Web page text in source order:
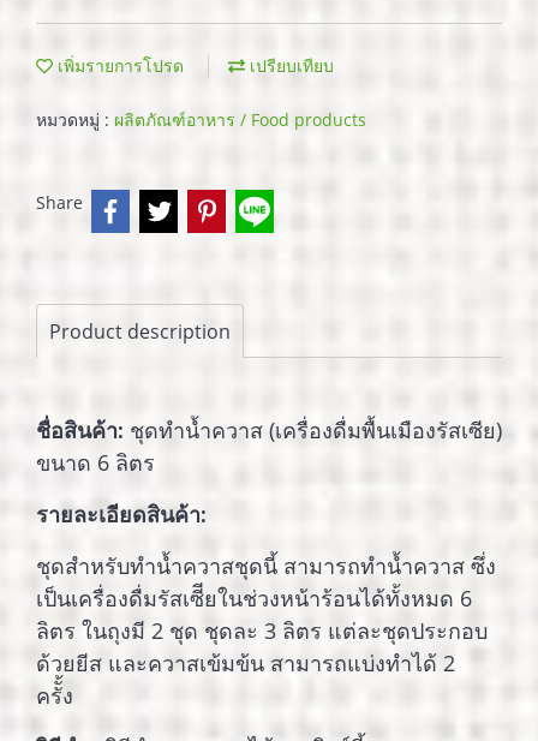
เพิ่มรายการโปรด เปรียบเทียบ
หมวดหมู่ : ผลิตภัณฑ์อาหาร / Food products
Share
Product description
ชื่อสินค้า: ชุดทำน้ำควาส (เครื่องดื่มพื้นเมืองรัสเซีย)
ขนาด 6 ลิตร
รายละเอียดสินค้า:
ชุดสำหรับทำน้ำควาสชุดนี้ สามารถทำน้ำควาส ซึ่ง
เป็นเครื่องดื่มรัสเซีียในช่วงหน้าร้อนได้ทั้งหมด 6
ลิตร ในถุงมี 2 ชุด ชุดละ 3 ลิตร แต่ละชุดประกอบ
ด้วยยีส และควาสเข้มข้น สามารถแบ่งทำได้ 2
ครัั้ง